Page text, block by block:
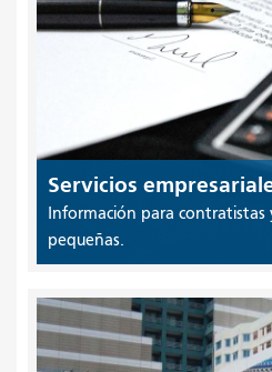
Servicios
Información para contratistas
pequeñas.